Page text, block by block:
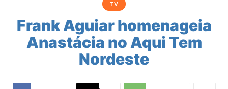
TV
Frank Aguiar homenageia
Anastácia no Aqui Tem
Nordeste